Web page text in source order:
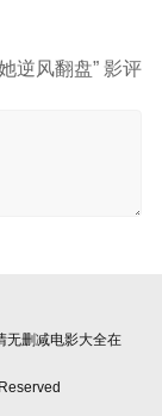
逆风翻盘” 影评
无删减电影大全在